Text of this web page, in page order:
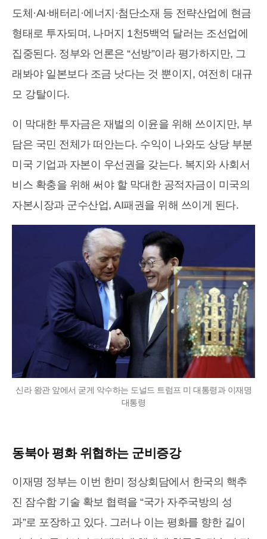
도체·AI·배터리·에너지·첨단소재 등 전략산업에 현금
형태로 투자되며, 나머지 1천5백억 달러는 조선업에
집중된다. 정부와 언론은 “선방”이라 평가하지만, 그
래봐야 일본보다 조금 낫다는 것 뿐이지, 여전히 대규
모 강탈이다.
이 막대한 투자금은 재벌의 이윤을 위해 쓰이지만, 부
담은 국민 전체가 떠안는다. 수익이 나와도 상당 부분
미국 기업과 자본이 우선권을 갖는다. 복지와 사회서
비스 확충을 위해 써야 할 막대한 공적자금이 미국의
자본시장과 군수산업, AI패권을 위해 쓰이게 된다.
신라 왕관 앞에서 굳게 악수하는 도널드 트럼프 미 대통령과 이재명
대통령
동북아 평화 위협하는 군비증강
이재명 정부는 이번 한미 정상회담에서 한국의 핵추
진 잠수함 기술 확보 협력을 “국가 자주국방의 성
과”로 포장하고 있다. 그러나 이는 평화를 향한 길이